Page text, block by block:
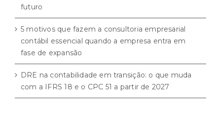
futuro
5 motivos que fazem a consultoria empresarial
contábil essencial quando a empresa entra em
fase de expansão
DRE na contabilidade em transição: o que muda
com a IFRS 18 e o CPC 51 a partir de 2027